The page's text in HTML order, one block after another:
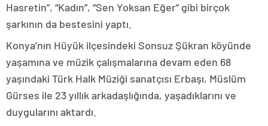
Hasretin”, “Kadın”, “Sen Yoksan Eğer” gibi birçok
şarkının da bestesini yaptı.
Konya’nın Hüyük ilçesindeki Sonsuz Şükran köyünde
yaşamına ve müzik çalışmalarına devam eden 68
yaşındaki Türk Halk Müziği sanatçısı Erbaşı, Müslüm
Gürses ile 23 yıllık arkadaşlığında, yaşadıklarını ve
duygularını aktardı.